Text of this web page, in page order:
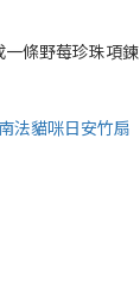
條野莓珍珠項鍊